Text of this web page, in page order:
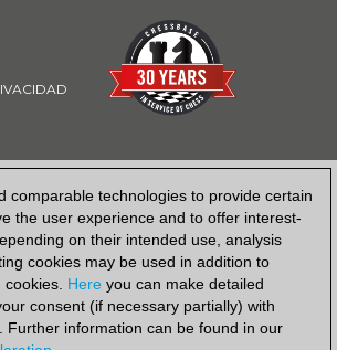
comparable technologies to provide certain
the user experience and to offer interest-
on their intended use, analysis
cookies may be used in addition to
cookies. Here you can make detailed
consent (if necessary partially) with
Further information can be found in our